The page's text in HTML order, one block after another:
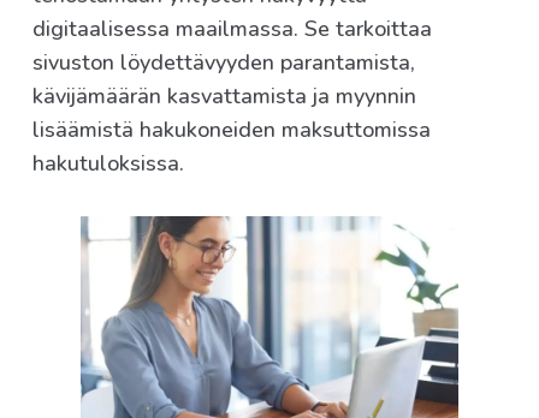
digitaalisessa maailmassa. Se tarkoittaa
sivuston löydettävyyden parantamista,
kävijämäärän kasvattamista ja myynnin
lisäämistä hakukoneiden maksuttomissa
hakutuloksissa.